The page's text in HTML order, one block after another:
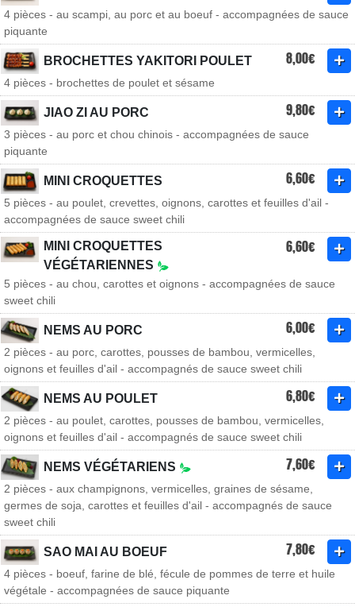
4 pièces - au scampi, au porc et au boeuf - accompagnées de sauce
piquante
BROCHETTES YAKITORI POULET 8,00€
4 pièces - brochettes de poulet et sésame
JIAO ZI AU PORC 9,80€
3 pièces - au porc et chou chinois - accompagnées de sauce
piquante
MINI CROQUETTES 6,60€
5 pièces - au poulet, crevettes, oignons, carottes et feuilles d'ail -
accompagnées de sauce sweet chili
MINI CROQUETTES
VÉGÉTARIENNES
6,60€
5 pièces - au chou, carottes et oignons - accompagnées de sauce
sweet chili
NEMS AU PORC 6,00€
2 pièces - au porc, carottes, pousses de bambou, vermicelles,
oignons et feuilles d'ail - accompagnés de sauce sweet chili
NEMS AU POULET 6,80€
2 pièces - au poulet, carottes, pousses de bambou, vermicelles,
oignons et feuilles d'ail - accompagnés de sauce sweet chili
NEMS VÉGÉTARIENS 7,60€
2 pièces - aux champignons, vermicelles, graines de sésame,
germes de soja, carottes et feuilles d'ail - accompagnés de sauce
sweet chili
SAO MAI AU BOEUF 7,80€
4 pièces - boeuf, farine de blé, fécule de pommes de terre et huile
végétale - accompagnées de sauce piquante